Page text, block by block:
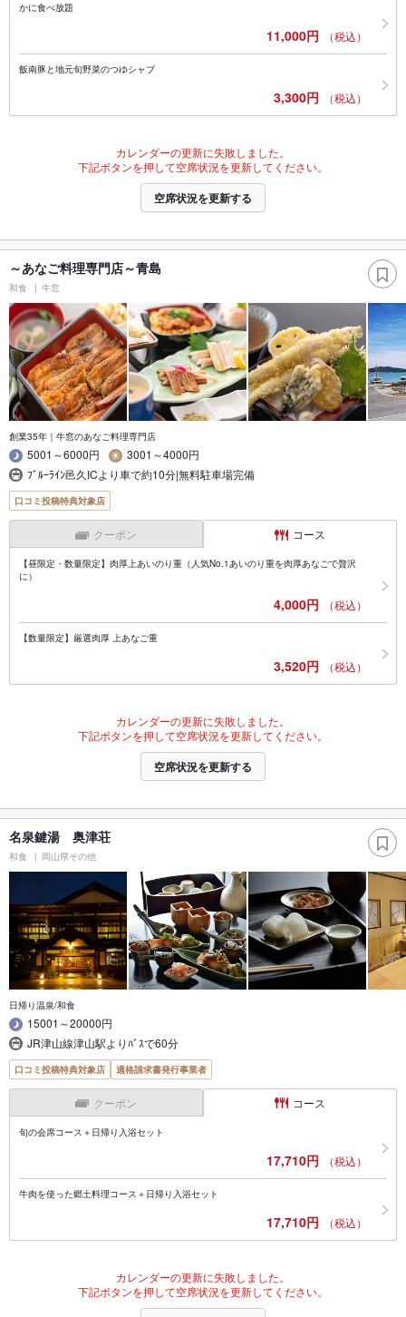
かに食べ放題
11,000円 （税込）
飯南豚と地元旬野菜のつゆシャブ
3,300円 （税込）
カレンダーの更新に失敗しました。
下記ボタンを押して空席状況を更新してください。
空席状況を更新する
～あなご料理専門店～青島
和食 牛窓
創業35年｜牛窓のあなご料理専門店
5001～6000円
3001～4000円
ﾌﾞﾙｰﾗｲﾝ邑久ICより車で約10分|無料駐車場完備
口コミ投稿特典対象店
クーポン コース
【昼限定・数量限定】肉厚上あいのり重（人気No.1あいのり重を肉厚あなごで贅沢
に）
4,000円 （税込）
【数量限定】厳選肉厚 上あなご重
3,520円 （税込）
カレンダーの更新に失敗しました。
下記ボタンを押して空席状況を更新してください。
空席状況を更新する
名泉鍵湯 奥津荘
和食 岡山県その他
日帰り温泉/和食
15001～20000円
JR津山線津山駅よりﾊﾞｽで60分
口コミ投稿特典対象店 適格請求書発行事業者
クーポン コース
旬の会席コース＋日帰り入浴セット
17,710円 （税込）
牛肉を使った郷土料理コース＋日帰り入浴セット
17,710円 （税込）
カレンダーの更新に失敗しました。
下記ボタンを押して空席状況を更新してください。